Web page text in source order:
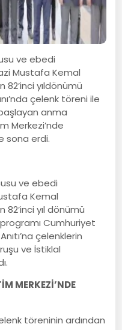
ve ebedi
Mustafa Kemal
82’inci yıldönümü
çelenk töreni ile
anma
Merkezi’nde
sona erdi.
ve ebedi
Kemal
82’inci yıl dönümü
Cumhuriyet
çelenklerin
ve İstiklal
MERKEZİ’NDE
töreninin ardından